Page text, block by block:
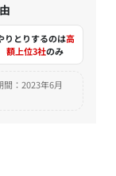
りとりするのは高
額上位3社のみ
：2023年6月